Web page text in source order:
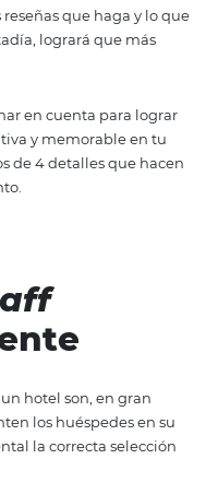
encontrar sitios
fue su estancia
detalles que vuelvan
solo puede asegurarte
las reseñas que
tomar en cuenta
positiva y memorable